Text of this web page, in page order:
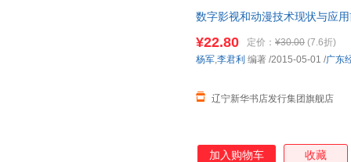
经验总结，是对足诊技术的完
疗技术的阶段性总结，是对中
数字影视和动漫技术现状与应
¥22.80 定价： ¥30.00 (7.6折)
辽宁新华书店发行集团旗舰店
杨军,李君利 编著 /2015-05-01 /广东
加入购物车 收藏